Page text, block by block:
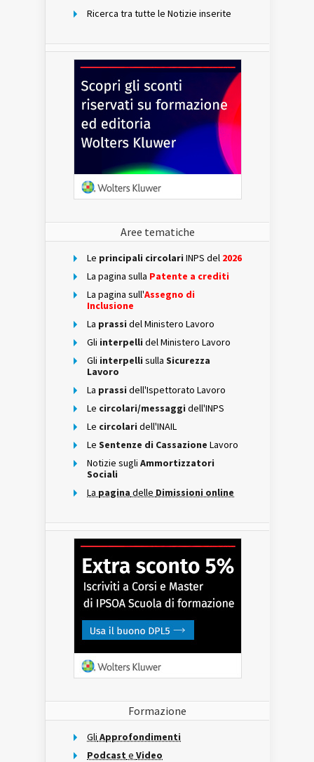
Ricerca tra tutte le Notizie inserite
Aree tematiche
Le principali circolari INPS del 2026
La pagina sulla Patente a crediti
La pagina sull'Assegno di
Inclusione
La prassi del Ministero Lavoro
Gli interpelli del Ministero Lavoro
Gli interpelli sulla Sicurezza
Lavoro
La prassi dell'Ispettorato Lavoro
Le circolari/messaggi dell'INPS
Le circolari dell'INAIL
Le Sentenze di Cassazione Lavoro
Notizie sugli Ammortizzatori
Sociali
La pagina delle Dimissioni online
Formazione
Gli Approfondimenti
Podcast e Video